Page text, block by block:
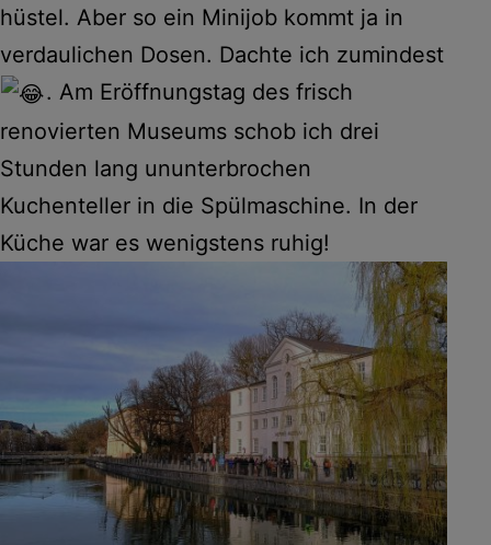
hüstel. Aber so ein Minijob kommt ja in
verdaulichen Dosen. Dachte ich zumindest
. Am Eröffnungstag des frisch
renovierten Museums schob ich drei
Stunden lang ununterbrochen
Kuchenteller in die Spülmaschine. In der
Küche war es wenigstens ruhig!